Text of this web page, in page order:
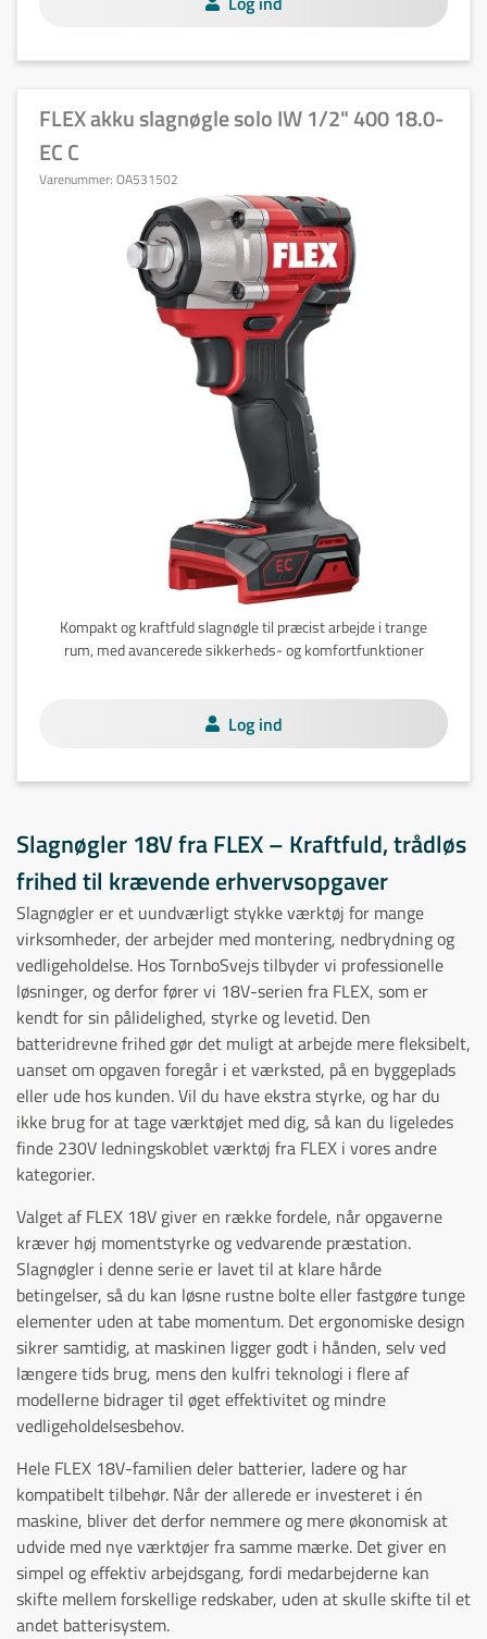
FLEX akku slagnøgle solo IW 1/2" 400 18.0-
EC C
Varenummer: OA531502
Kompakt og kraftfuld slagnøgle til præcist arbejde i trange
rum, med avancerede sikkerheds- og komfortfunktioner
Log ind
Slagnøgler 18V fra FLEX – Kraftfuld, trådløs
frihed til krævende erhvervsopgaver
Slagnøgler er et uundværligt stykke værktøj for mange
virksomheder, der arbejder med montering, nedbrydning og
vedligeholdelse. Hos TornboSvejs tilbyder vi professionelle
løsninger, og derfor fører vi 18V-serien fra FLEX, som er
kendt for sin pålidelighed, styrke og levetid. Den
batteridrevne frihed gør det muligt at arbejde mere fleksibelt,
uanset om opgaven foregår i et værksted, på en byggeplads
eller ude hos kunden. Vil du have ekstra styrke, og har du
ikke brug for at tage værktøjet med dig, så kan du ligeledes
finde 230V ledningskoblet værktøj fra FLEX i vores andre
kategorier.
Valget af FLEX 18V giver en række fordele, når opgaverne
kræver høj momentstyrke og vedvarende præstation.
Slagnøgler i denne serie er lavet til at klare hårde
betingelser, så du kan løsne rustne bolte eller fastgøre tunge
elementer uden at tabe momentum. Det ergonomiske design
sikrer samtidig, at maskinen ligger godt i hånden, selv ved
længere tids brug, mens den kulfri teknologi i flere af
modellerne bidrager til øget effektivitet og mindre
vedligeholdelsesbehov.
Hele FLEX 18V-familien deler batterier, ladere og har
kompatibelt tilbehør. Når der allerede er investeret i én
maskine, bliver det derfor nemmere og mere økonomisk at
udvide med nye værktøjer fra samme mærke. Det giver en
simpel og effektiv arbejdsgang, fordi medarbejderne kan
skifte mellem forskellige redskaber, uden at skulle skifte til et
andet batterisystem.